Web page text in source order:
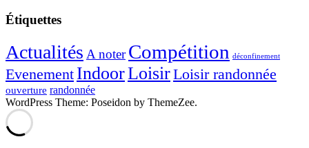
Étiquettes
Actualités A noter Compétition déconfinement
Evenement IndoorLoisirLoisir randonnée
ouverture randonnée
WordPress Theme: Poseidon by ThemeZee.